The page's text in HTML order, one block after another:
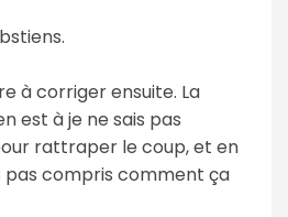
à corriger ensuite. La
est à je ne sais pas
rattraper le coup, et en
pas compris comment ça